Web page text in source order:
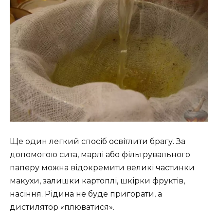
n
s
u
l
r
e
e
Ще один легкий спосіб освітлити брагу. За
допомогою сита, марлі або фільтрувального
паперу можна відокремити великі частинки
макухи, залишки картоплі, шкірки фруктів,
насіння. Рідина не буде пригорати, а
дистилятор «плюватися».